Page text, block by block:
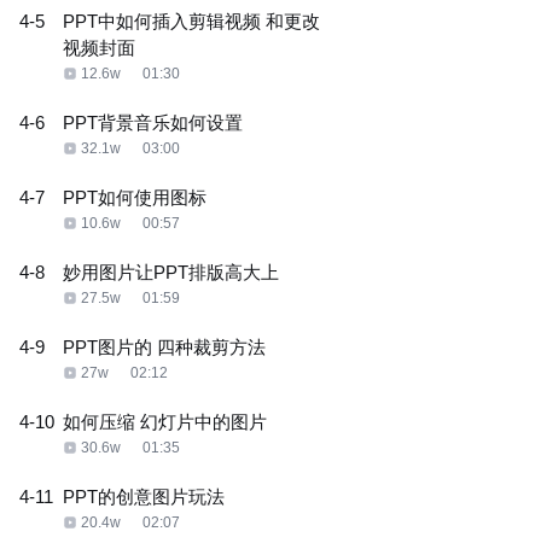
4-5
PPT中如何插入剪辑视频 和更改
视频封面
12.6w 01:30
4-6 PPT背景音乐如何设置
32.1w 03:00
4-7 PPT如何使用图标
10.6w 00:57
4-8 妙用图片让PPT排版高大上
27.5w 01:59
4-9 PPT图片的 四种裁剪方法
27w 02:12
4-10 如何压缩 幻灯片中的图片
30.6w 01:35
4-11 PPT的创意图片玩法
20.4w 02:07